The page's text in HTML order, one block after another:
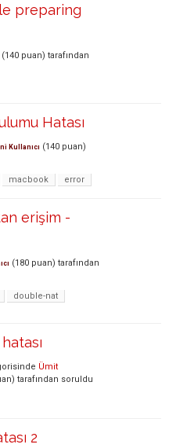
preparing
(140 puan) tarafından
Hatası
Kullanıcı (140 puan)
macbook error
erişim -
(180 puan) tarafından
double-nat
Ümit
tarafından soruldu
2